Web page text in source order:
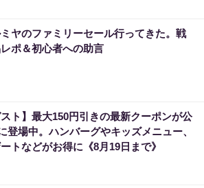
ヤのファミリーセール行ってきた。戦
ポ＆初心者への助言
スト】最大150円引きの最新クーポンが公
登場中。ハンバーグやキッズメニュー、
トなどがお得に《8月19日まで》